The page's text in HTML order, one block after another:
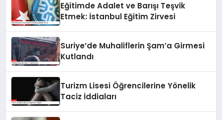
Eğitimde Adalet ve Barışı Teşvik
Etmek: İstanbul Eğitim Zirvesi
Suriye’de Muhaliflerin Şam’a Girmesi
Kutlandı
Turizm Lisesi Öğrencilerine Yönelik
Taciz İddiaları